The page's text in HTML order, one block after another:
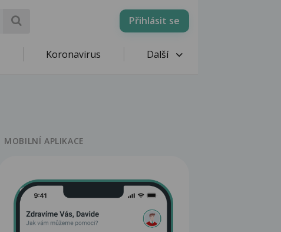
Přihlásit se
Koronavirus Další
MOBILNÍ APLIKACE